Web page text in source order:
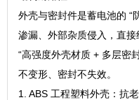
外壳与密封件是蓄电池的 “
渗漏、外部杂质侵入，直
“高强度外壳材质 + 多层密
不变形、密封不失效。
1. ABS 工程塑料外壳：抗